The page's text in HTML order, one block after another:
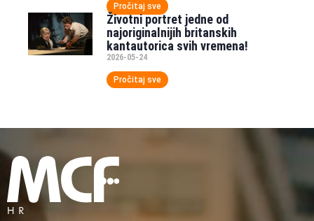
Pročitaj sve
Životni portret jedne od
najoriginalnijih britanskih
kantautorica svih vremena!
2026-05-24
Pročitaj sve